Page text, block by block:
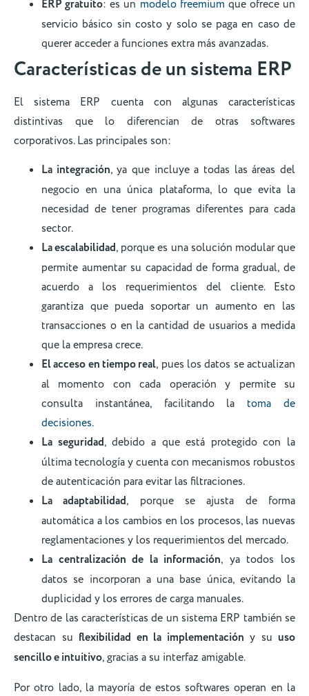
ERP gratuito: es un modelo freemium que ofrece un
servicio básico sin costo y solo se paga en caso de
querer acceder a funciones extra más avanzadas.
Características de un sistema ERP
El sistema ERP cuenta con algunas características
distintivas que lo diferencian de otras softwares
corporativos. Las principales son:
La integración, ya que incluye a todas las áreas del
negocio en una única plataforma, lo que evita la
necesidad de tener programas diferentes para cada
sector.
La escalabilidad, porque es una solución modular que
permite aumentar su capacidad de forma gradual, de
acuerdo a los requerimientos del cliente. Esto
garantiza que pueda soportar un aumento en las
transacciones o en la cantidad de usuarios a medida
que la empresa crece.
El acceso en tiempo real, pues los datos se actualizan
al momento con cada operación y permite su
consulta instantánea, facilitando la toma de
decisiones.
La seguridad, debido a que está protegido con la
última tecnología y cuenta con mecanismos robustos
de autenticación para evitar las filtraciones.
La adaptabilidad, porque se ajusta de forma
automática a los cambios en los procesos, las nuevas
reglamentaciones y los requerimientos del mercado.
La centralización de la información, ya todos los
datos se incorporan a una base única, evitando la
duplicidad y los errores de carga manuales.
Dentro de las características de un sistema ERP también se
destacan su flexibilidad en la implementación y su uso
sencillo e intuitivo, gracias a su interfaz amigable.
Por otro lado, la mayoría de estos softwares operan en la